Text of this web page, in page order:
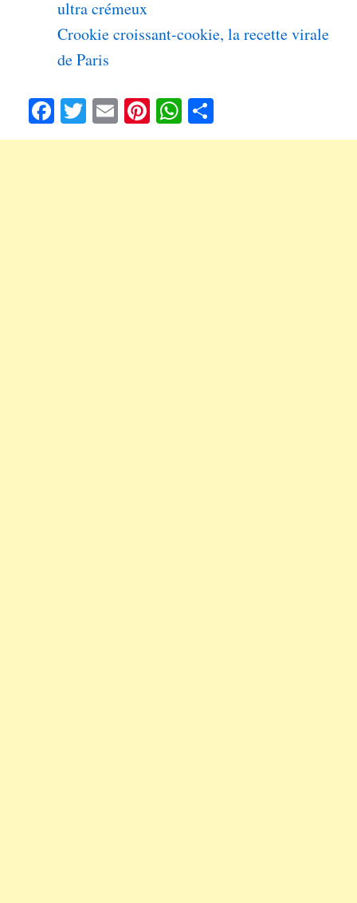
ultra crémeux
Crookie croissant-cookie, la recette virale
de Paris
Fa
ce
T
wi
E
m
Pi
nt
W
ha rt